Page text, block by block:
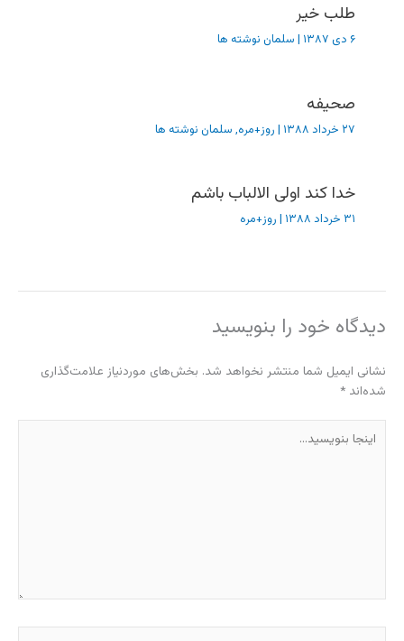
طلب خیر
۶ دی ۱۳۸۷ | سلمان نوشته ها
صحیفه
۲۷ خرداد ۱۳۸۸ | روز+مره, سلمان نوشته ها
خدا کند اولی الالباب باشم
۳۱ خرداد ۱۳۸۸ | روز+مره
دیدگاه‌ خود را بنویسید
نشانی ایمیل شما منتشر نخواهد شد. بخش‌های موردنیاز علامت‌گذاری
شده‌اند *
بنویسید…